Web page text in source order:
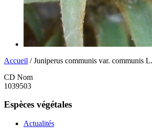
Accueil / Juniperus communis var. communis
CD Nom
1039503
Espèces végétales
Actualités